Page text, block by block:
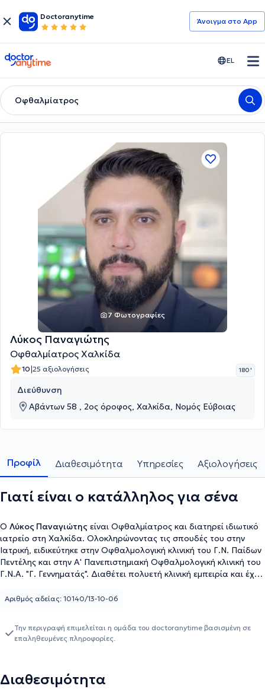
Doctoranytime
Άνοιγμα στο App
doctoranytime EL
Οφθαλμίατρος
7 Φωτογραφίες
Λύκος Παναγιώτης
Οφθαλμίατρος Χαλκίδα
10|25 αξιολογήσεις 180 '
Διεύθυνση
Αβάντων 58 , 2ος όροφος, Χαλκίδα, Νομός Εύβοιας
Προφίλ Διαθεσιμότητα Υπηρεσίες Αξιολογήσεις
Γιατί είναι ο κατάλληλος για σένα
Ο Λύκος Παναγιώτης είναι Οφθαλμίατρος και διατηρεί ιδιωτικό
ιατρείο στη Χαλκίδα. Ολοκληρώνοντας τις σπουδές του στην
Ιατρική, ειδικεύτηκε στην Οφθαλμολογική κλινική του Γ.Ν. Παίδων
Πεντέλης και στην Α' Πανεπιστημιακή Οφθαλμολογική κλινική του
Γ.Ν.Α. "Γ. Γεννηματάς". Διαθέτει πολυετή κλινική εμπειρία και έχει
Χαλκίδας.
Αριθμός αδείας: 10140/13-10-06
Την περιγραφή επιμελείται η ομάδα του doctoranytime βασισμένη σε
επαληθευμένες πληροφορίες.
Διαθεσιμότητα